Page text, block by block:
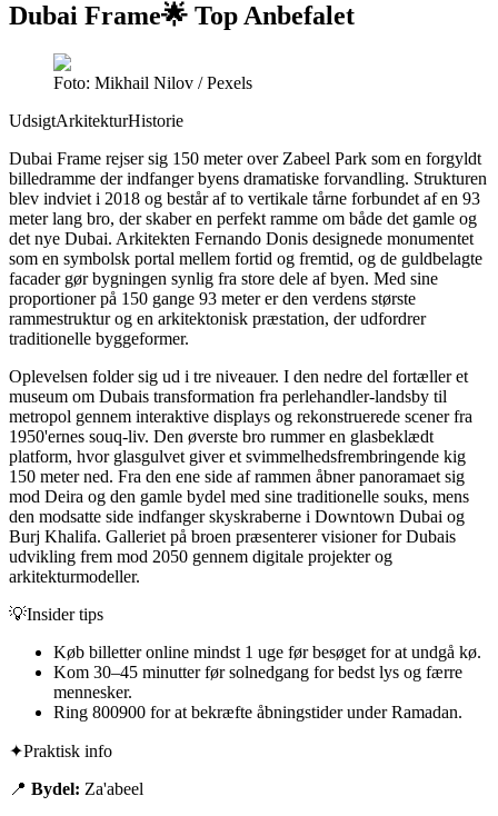
Dubai Frame🌟 Top Anbefalet
Foto: Mikhail Nilov / Pexels
UdsigtArkitekturHistorie
Dubai Frame rejser sig 150 meter over Zabeel Park som en forgyldt
billedramme der indfanger byens dramatiske forvandling. Strukturen
blev indviet i 2018 og består af to vertikale tårne forbundet af en 93
meter lang bro, der skaber en perfekt ramme om både det gamle og
det nye Dubai. Arkitekten Fernando Donis designede monumentet
som en symbolsk portal mellem fortid og fremtid, og de guldbelagte
facader gør bygningen synlig fra store dele af byen. Med sine
proportioner på 150 gange 93 meter er den verdens største
rammestruktur og en arkitektonisk præstation, der udfordrer
traditionelle byggeformer.
Oplevelsen folder sig ud i tre niveauer. I den nedre del fortæller et
museum om Dubais transformation fra perlehandler-landsby til
metropol gennem interaktive displays og rekonstruerede scener fra
1950'ernes souq-liv. Den øverste bro rummer en glasbeklædt
platform, hvor glasgulvet giver et svimmelhedsfrembringende kig
150 meter ned. Fra den ene side af rammen åbner panoramaet sig
mod Deira og den gamle bydel med sine traditionelle souks, mens
den modsatte side indfanger skyskraberne i Downtown Dubai og
Burj Khalifa. Galleriet på broen præsenterer visioner for Dubais
udvikling frem mod 2050 gennem digitale projekter og
arkitekturmodeller.
💡Insider tips
Køb billetter online mindst 1 uge før besøget for at undgå kø.
Kom 30–45 minutter før solnedgang for bedst lys og færre
mennesker.
Ring 800900 for at bekræfte åbningstider under Ramadan.
✦Praktisk info
📍 Bydel: Za'abeel